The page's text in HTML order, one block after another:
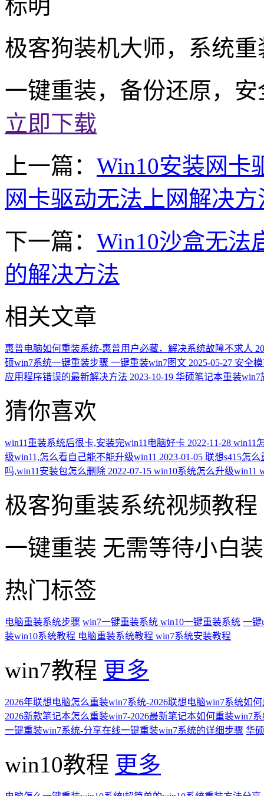
标明
极客狗装机大师，系统
一键重装，备份还原，
立即下载
上一篇： Win10安装网卡
网卡驱动无法上网解决方
下一篇： Win10沙盒无法
的解决方法
相关文章
惠普电脑如何重装系统-惠普用户必藏，解决系统故障不求人
硕win7系统一键重装步骤 一键重装win7图文 2025-05-27 安全
应用程序错误的最新解决方法 2023-10-19 华硕笔记本重装win7
猜你喜欢
win11重装系统后很卡,安装完win11电脑好卡 2022-11-28 win11
级win11,怎么看自己能不能升级win11 2023-01-05 联想s415怎
吗,win11安装包怎么删除 2022-07-15 win10系统怎么升级win11
极客狗重装系统视频教程
一键重装 无需等待小白
热门标签
电脑重装系统步骤 win7一键重装系统 win10一键重装系统 一键
装win10系统教程 电脑重装系统教程 win7系统安装教程
win7教程 更多
2026年联想电脑怎么重装win7系统-2026联想电脑win7系统如
2026新款笔记本怎么重装win7-2026最新笔记本如何重装win7
一键重装win7系统-分享在线一键重装win7系统的详细步骤 华
win10教程 更多